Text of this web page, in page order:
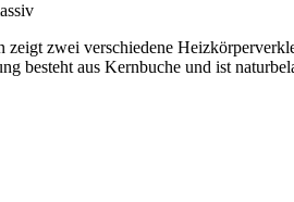
zeigt zwei verschiedene
besteht aus Kernbuche und ist